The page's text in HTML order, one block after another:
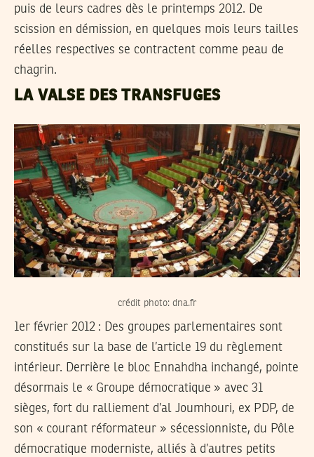
puis de leurs cadres dès le printemps 2012. De
scission en démission, en quelques mois leurs tailles
réelles respectives se contractent comme peau de
chagrin.
LA VALSE DES TRANSFUGES
crédit photo: dna.fr
1er février 2012 : Des groupes parlementaires sont
constitués sur la base de l’article 19 du règlement
intérieur. Derrière le bloc Ennahdha inchangé, pointe
désormais le « Groupe démocratique » avec 31
sièges, fort du ralliement d’al Joumhouri, ex PDP, de
son « courant réformateur » sécessionniste, du Pôle
démocratique moderniste, alliés à d’autres petits